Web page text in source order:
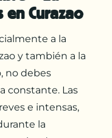
Curazao
a la
y también a la
no debes
constante. Las
e intensas,
la